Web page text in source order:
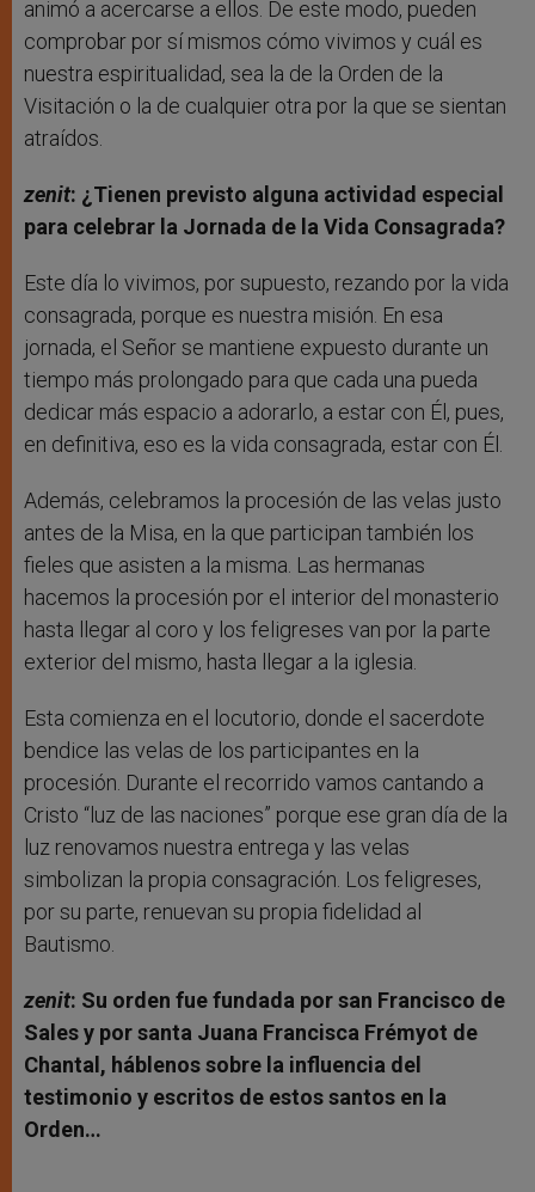
animó a acercarse a ellos. De este modo, pueden
comprobar por sí mismos cómo vivimos y cuál es
nuestra espiritualidad, sea la de la Orden de la
Visitación o la de cualquier otra por la que se sientan
atraídos.
zenit: ¿Tienen previsto alguna actividad especial
para celebrar la Jornada de la Vida Consagrada?
Este día lo vivimos, por supuesto, rezando por la vida
consagrada, porque es nuestra misión. En esa
jornada, el Señor se mantiene expuesto durante un
tiempo más prolongado para que cada una pueda
dedicar más espacio a adorarlo, a estar con Él, pues,
en definitiva, eso es la vida consagrada, estar con Él.
Además, celebramos la procesión de las velas justo
antes de la Misa, en la que participan también los
fieles que asisten a la misma. Las hermanas
hacemos la procesión por el interior del monasterio
hasta llegar al coro y los feligreses van por la parte
exterior del mismo, hasta llegar a la iglesia.
Esta comienza en el locutorio, donde el sacerdote
bendice las velas de los participantes en la
procesión. Durante el recorrido vamos cantando a
Cristo “luz de las naciones” porque ese gran día de la
luz renovamos nuestra entrega y las velas
simbolizan la propia consagración. Los feligreses,
por su parte, renuevan su propia fidelidad al
Bautismo.
zenit: Su orden fue fundada por san Francisco de
Sales y por santa Juana Francisca Frémyot de
Chantal, háblenos sobre la influencia del
testimonio y escritos de estos santos en la
Orden…